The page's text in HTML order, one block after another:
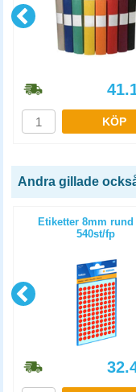
KÖP
Andra gillade
Etiketter 8mm rund
540st/fp